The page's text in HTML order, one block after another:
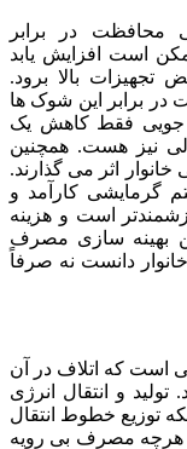
محافظت در برابر
است افزایش یابد
تجهیزات بالا برود.
در برابر این شوک ها
جویی فقط کاهش یک
نیز هست. همچنین
اثر می گذارند.
گرمایشی کارآمد و
است و هزینه
بهینه سازی مصرف
دانست نه صرفاً
است که اتلاف در آن
تولید و انتقال انرژی
توزیع خطوط انتقال
هرچه مصرف بی رویه